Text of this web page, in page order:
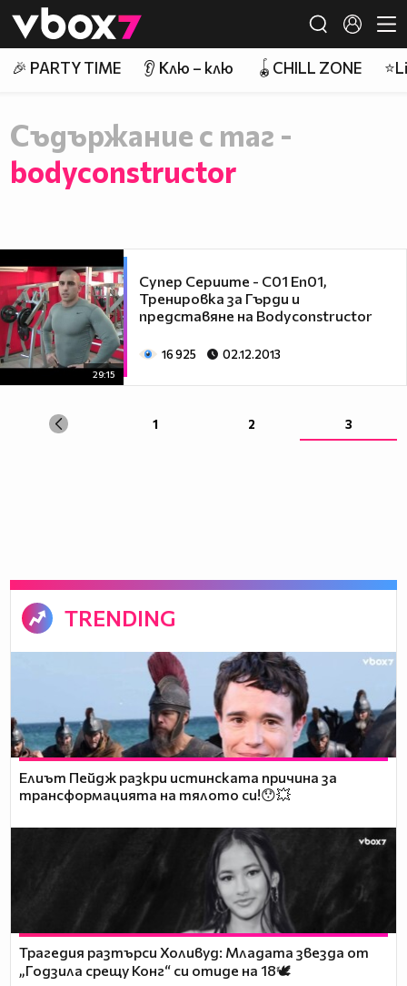
👾
🎉 PARTY TIME 👂 Клю – клю 🪀CHILL ZONE
Съдържание с таг -
bodyconstructor
TRENDING
Елиът Пейдж разкри истинската причина за
трансформацията на тялото си!😯💥
Трагедия разтърси Холивуд: Младата звезда от
„Годзила срещу Конг“ си отиде на 18🕊️
29:15
Супер Сериите - С01 Еп01,
Тренировка за Гърди и
представяне на Bodyconstructor
16 925 02.12.2013
1 2 3